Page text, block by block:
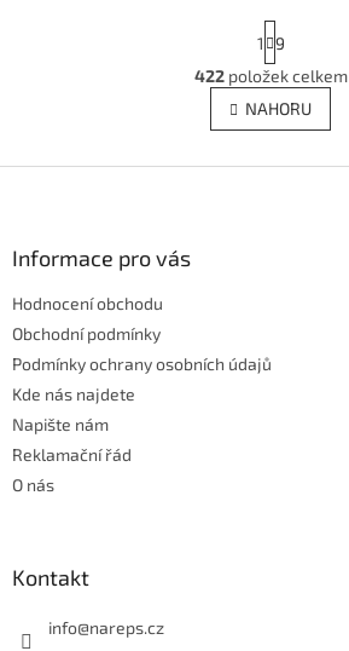
O
v
l
y
t
r
á
n
k
v
1
9
422položek celkem
NAHORU
Informace pro vás
Hodnocení obchodu
Obchodní podmínky
Podmínky ochrany osobních údajů
Kde nás najdete
Napište nám
Reklamační řád
O nás
Kontakt
info@nareps.cz